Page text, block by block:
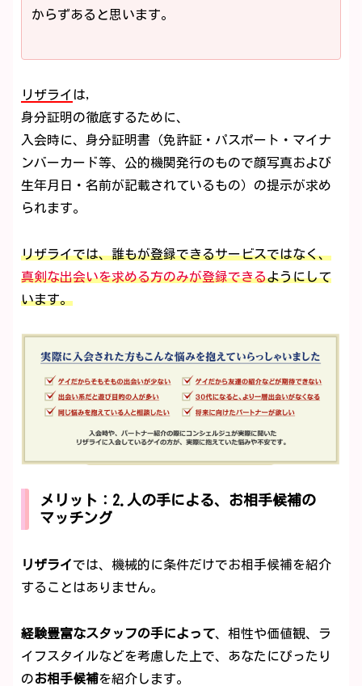
からずあると思います。
リザライ は,
身分証明の徹底するために、
入会時に、身分証明書（免許証・パスポート・マイナ
ンバーカード等、公的機関発行のもので顔写真および
生年月日・名前が記載されているもの）の提示が求め
られます。
リザライでは、誰もが登録できるサービスではなく、
真剣な出会いを求める方のみが登録できるようにして
います。
メリット：2.人の手による、お相手候補の
マッチング
リザライでは、機械的に条件だけでお相手候補を紹介
することはありません。
経験豊富なスタッフの手によって、相性や価値観、ラ
イフスタイルなどを考慮した上で、あなたにぴったり
のお相手候補を紹介します。